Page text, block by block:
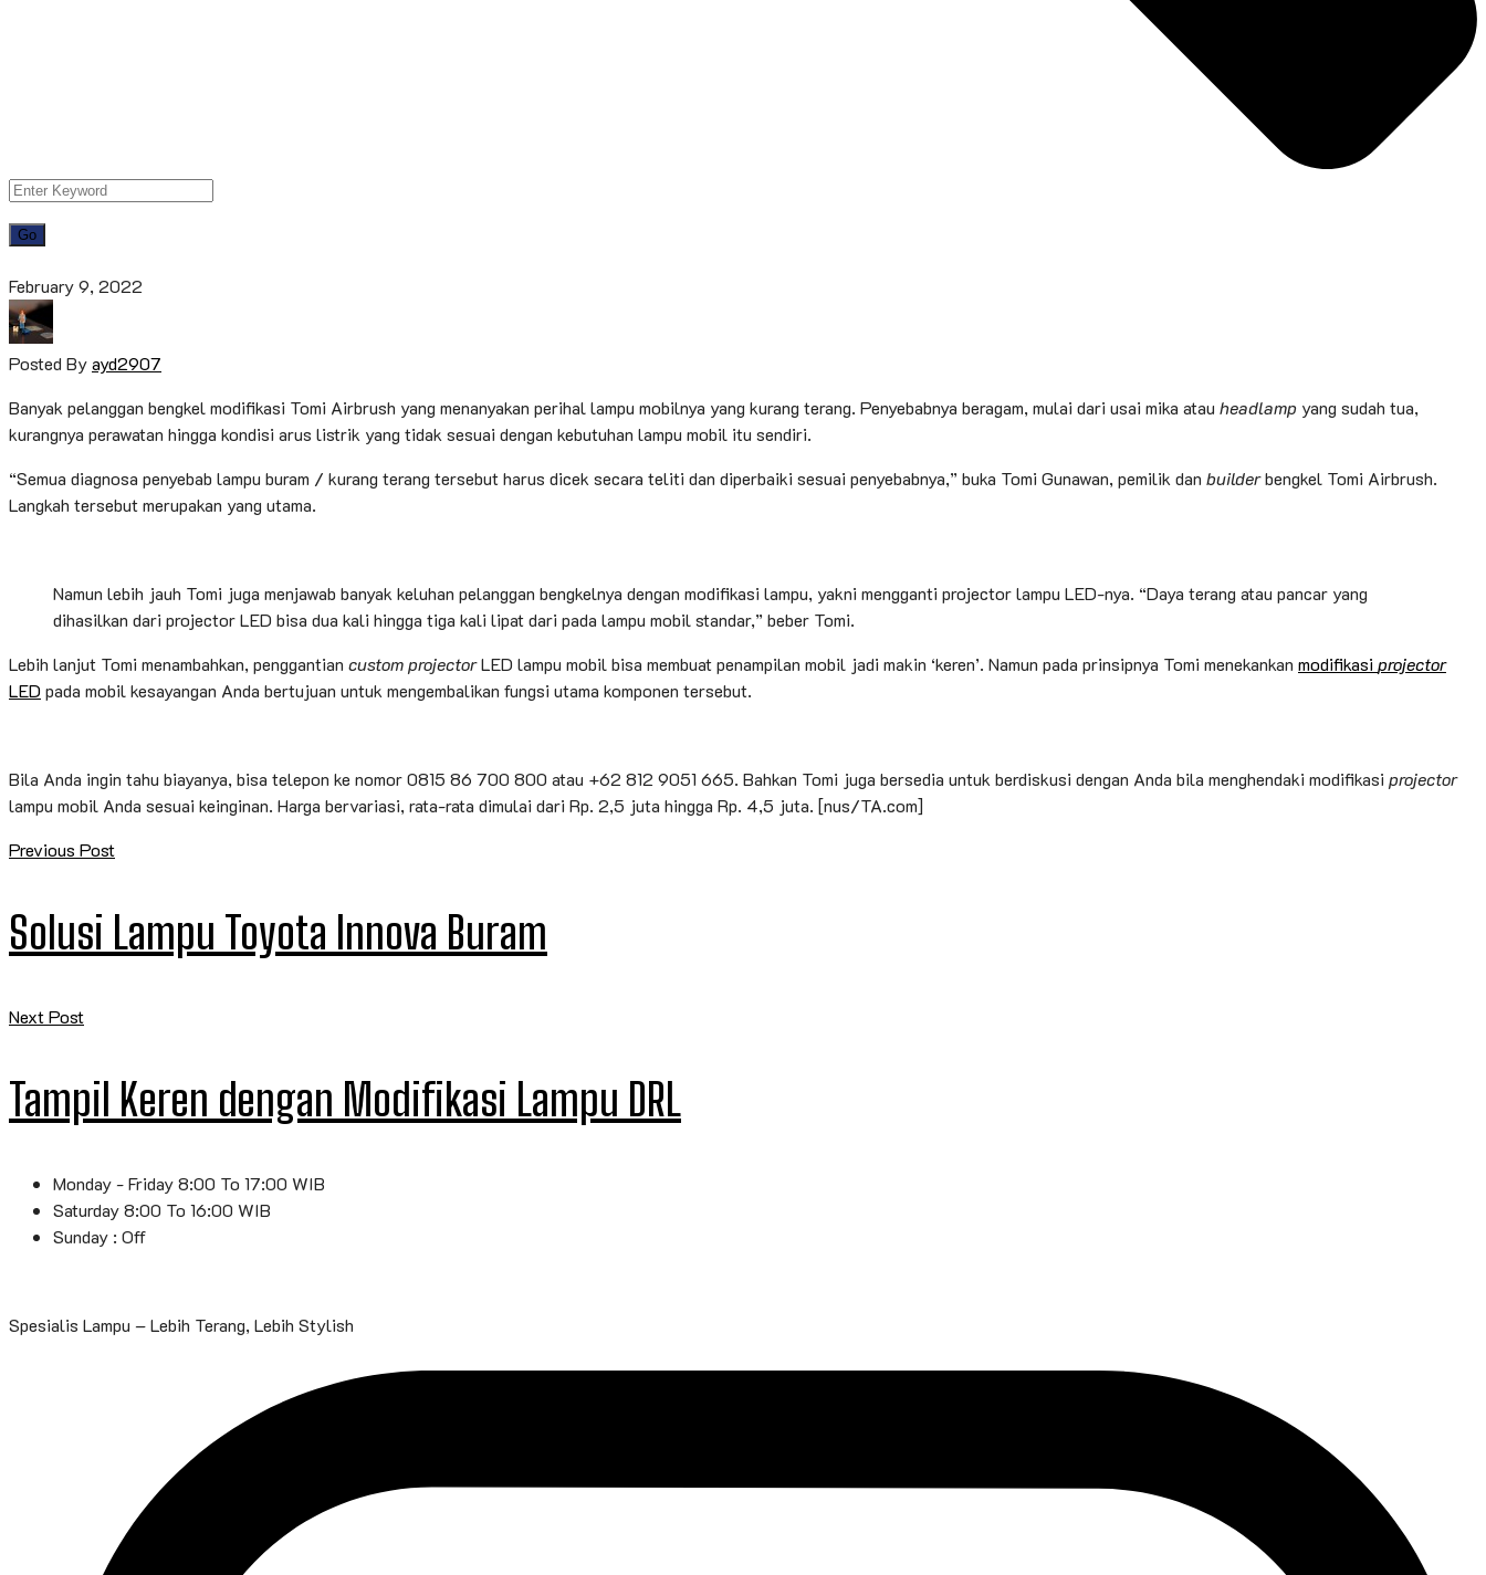
February 9, 2022
Posted Byayd2907
Banyak pelanggan bengkel modifikasi Tomi Airbrush yang menanyakan perihal lampu mobilnya yang kurang terang. Penyebabnya beragam, mulai dari usai mika atau headlamp yang sudah tua,
kurangnya perawatan hingga kondisi arus listrik yang tidak sesuai dengan kebutuhan lampu mobil itu sendiri.
“Semua diagnosa penyebab lampu buram / kurang terang tersebut harus dicek secara teliti dan diperbaiki sesuai penyebabnya,” buka Tomi Gunawan, pemilik dan builderbengkel Tomi Airbrush.
Langkah tersebut merupakan yang utama.
Namun lebih jauh Tomi juga menjawab banyak keluhan pelanggan bengkelnya dengan modifikasi lampu, yakni mengganti projector lampu LED-nya. “Daya terang atau pancar yang
dihasilkan dari projector LED bisa dua kali hingga tiga kali lipat dari pada lampu mobil standar,” beber Tomi.
Lebih lanjut Tomi menambahkan, penggantian custom projectorLED lampu mobil bisa membuat penampilan mobil jadi makin ‘keren’. Namun pada prinsipnya Tomi menekankan modifikasi projector
LED pada mobil kesayangan Anda bertujuan untuk mengembalikan fungsi utama komponen tersebut.
Bila Anda ingin tahu biayanya, bisa telepon ke nomor 0815 86 700 800 atau +62 812 9051 665. Bahkan Tomi juga bersedia untuk berdiskusi dengan Anda bila menghendaki modifikasi projector
lampu mobil Anda sesuai keinginan. Harga bervariasi, rata-rata dimulai dari Rp. 2,5 juta hingga Rp. 4,5 juta. [nus/TA.com]
Previous Post
Solusi Lampu Toyota Innova Buram
Next Post
Tampil Keren dengan Modifikasi Lampu DRL
Monday - Friday 8:00 To 17:00 WIB
Saturday 8:00 To 16:00 WIB
Sunday : Off
Spesialis Lampu – Lebih Terang, Lebih Stylish